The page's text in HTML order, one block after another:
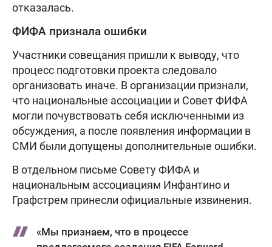
отказалась.
ФИФА признала ошибки
Участники совещания пришли к выводу, что
процесс подготовки проекта следовало
организовать иначе. В организации признали,
что национальные ассоциации и Совет ФИФА
могли почувствовать себя исключенными из
обсуждения, а после появления информации в
СМИ были допущены дополнительные ошибки.
В отдельном письме Совету ФИФА и
национальным ассоциациям Инфантино и
Графстрем принесли официальные извинения.
«Мы признаем, что в процессе